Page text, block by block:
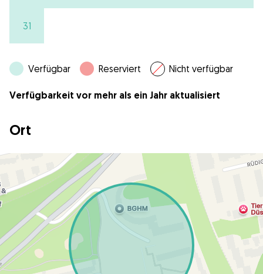
31
Verfügbar Reserviert Nicht verfügbar
Verfügbarkeit vor mehr als ein Jahr aktualisiert
Ort